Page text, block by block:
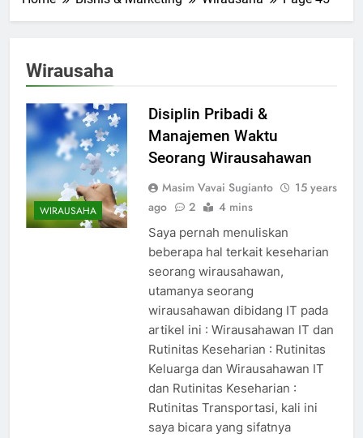
Wirausaha
WIRAUSAHA
Disiplin Pribadi &
Manajemen Waktu
Seorang Wirausahawan
Masim Vavai Sugianto
15 years
ago
2 4 mins
Saya pernah menuliskan
beberapa hal terkait keseharian
seorang wirausahawan,
utamanya seorang
wirausahawan dibidang IT pada
artikel ini : Wirausahawan IT dan
Rutinitas Keseharian : Rutinitas
Keluarga dan Wirausahawan IT
dan Rutinitas Keseharian :
Rutinitas Transportasi, kali ini
saya bicara yang sifatnya